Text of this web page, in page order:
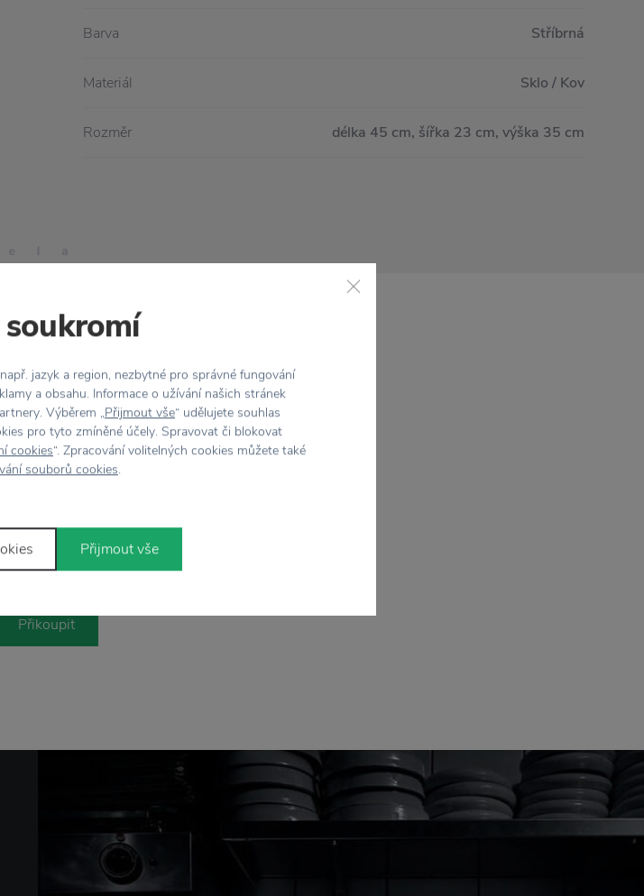
Barva Stříbrná
Materiál Sklo / Kov
Rozměr délka 45 cm, šířka 23 cm, výška 35 cm
pozornost
NICOLAS VAHÉ
Cool Drinks
Přikoupit
soukromí
jazyk a region, nezbytné pro správné fungování
a obsahu. Informace o užívání našich stránek
Výběrem „Přijmout vše“ udělujete souhlas
pro tyto zmíněné účely. Spravovat či blokovat
cookies“. Zpracování volitelných cookies můžete také
souborů cookies.
Přijmout vše